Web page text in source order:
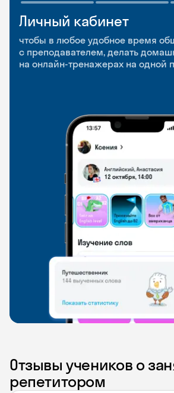
Личный кабинет
чтобы в любое удобное время
с преподавателем, делать
на онлайн-тренажерах на одной
Мобильное
приложение
чтобы заниматься и изучать
и когда удобно
Разговорные клубы
и Talks
Групповые занятия для
и индивидуальные встречи с
Отзывы учеников о
репетитором